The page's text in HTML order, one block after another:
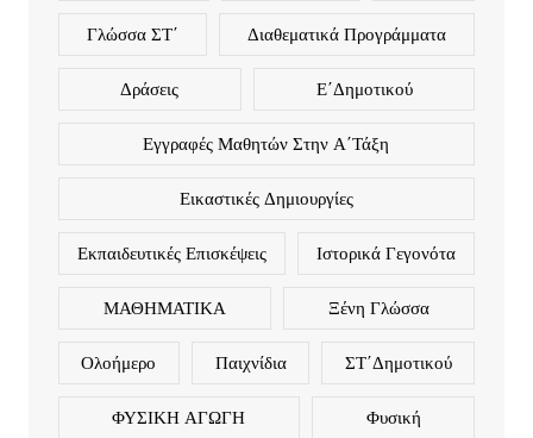
Γλώσσα ΣΤ΄ Διαθεματικά Προγράμματα
Δράσεις Ε΄Δημοτικού
Εγγραφές Μαθητών Στην Α΄τάξη
Εικαστικές Δημιουργίες
Εκπαιδευτικές Επισκέψεις Ιστορικά Γεγονότα
ΜΑΘΗΜΑΤΙΚΑ Ξένη Γλώσσα
Ολοήμερο Παιχνίδια ΣΤ΄Δημοτικού
ΦΥΣΙΚΗ ΑΓΩΓΗ Φυσική